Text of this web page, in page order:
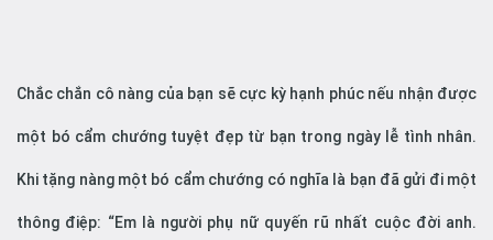
Chắc chắn cô nàng của bạn sẽ cực kỳ hạnh phúc nếu nhận được
một bó cẩm chướng tuyệt đẹp từ bạn trong ngày lễ tình nhân.
Khi tặng nàng một bó cẩm chướng có nghĩa là bạn đã gửi đi một
thông điệp: “Em là người phụ nữ quyến rũ nhất cuộc đời anh.